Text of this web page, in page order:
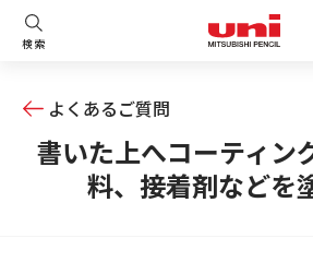
検索
よくあるご質問
書いた上へコーティン
料、接着剤などを